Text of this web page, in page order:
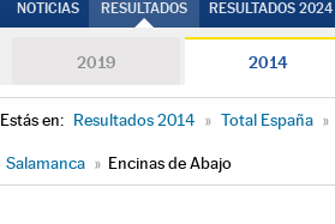
NOTICIAS RESULTADOS RESULTADOS 2024
2019 2014
Estás en: Resultados 2014 » Total España »
Salamanca » Encinas de Abajo